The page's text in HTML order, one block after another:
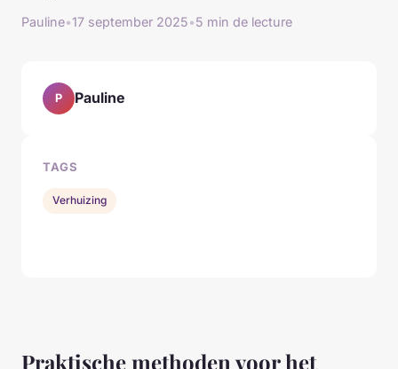
Pauline•17 september 2025•5 min de lecture
Praktische methoden voor het
P Pauline
TAGS
Verhuizing